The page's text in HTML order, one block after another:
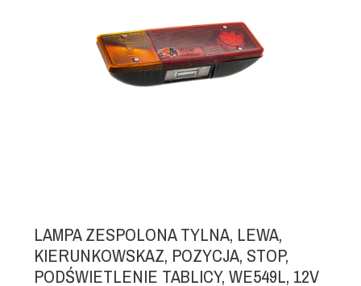
LAMPA ZESPOLONA TYLNA, LEWA,
KIERUNKOWSKAZ, POZYCJA, STOP,
PODŚWIETLENIE TABLICY, WE549L, 12V